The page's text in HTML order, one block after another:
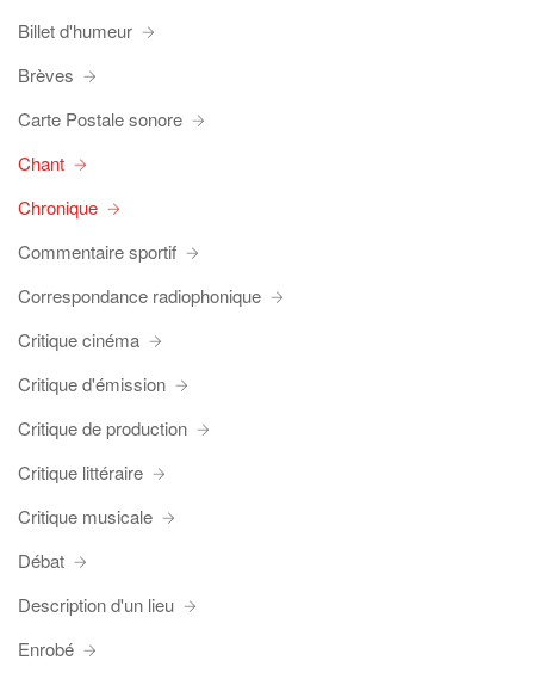
Billet d'humeur
Brèves
Carte Postale sonore
Chant
Chronique
Commentaire sportif
Correspondance radiophonique
Critique cinéma
Critique d'émission
Critique de production
Critique littéraire
Critique musicale
Débat
Description d'un lieu
Enrobé